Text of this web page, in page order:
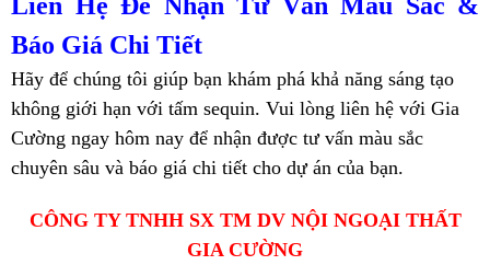
Báo Giá Chi Tiết
Hãy để chúng tôi giúp bạn khám phá khả năng sáng tạo
không giới hạn với tấm sequin. Vui lòng liên hệ với Gia
Cường ngay hôm nay để nhận được tư vấn màu sắc
chuyên sâu và báo giá chi tiết cho dự án của bạn.
CÔNG TY TNHH SX TM DV NỘI NGOẠI THẤT
GIA CƯỜNG